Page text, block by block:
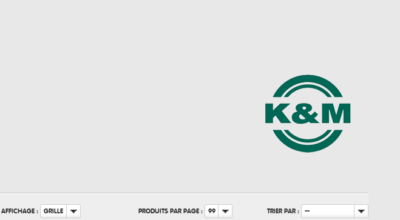
AFFICHAGE : GRILLE TRIER PAR : --
PRODUITS PAR PAGE : 99